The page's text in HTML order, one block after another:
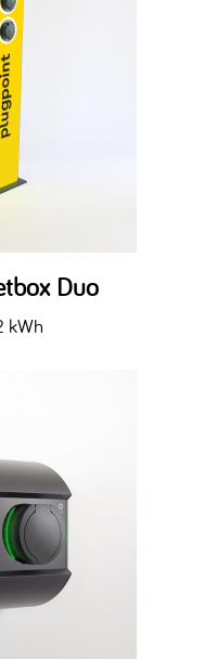
Duo
kWh